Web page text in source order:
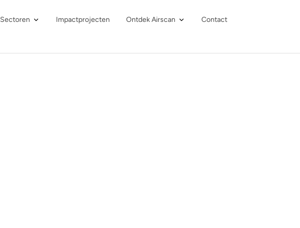
Sectoren Impactprojecten Ontdek Airscan Contact